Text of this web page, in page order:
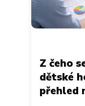
Z čeho
dětské
přehled